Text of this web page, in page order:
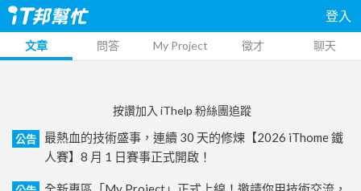
登入
文章 問答 My Project 徵才 聊天
按讚加入 iThelp 粉絲團追蹤
公告
最熱血的技術盛事，連續 30 天的修煉【2026 iThome 鐵
人賽】8 月 1 日賽事正式開啟！